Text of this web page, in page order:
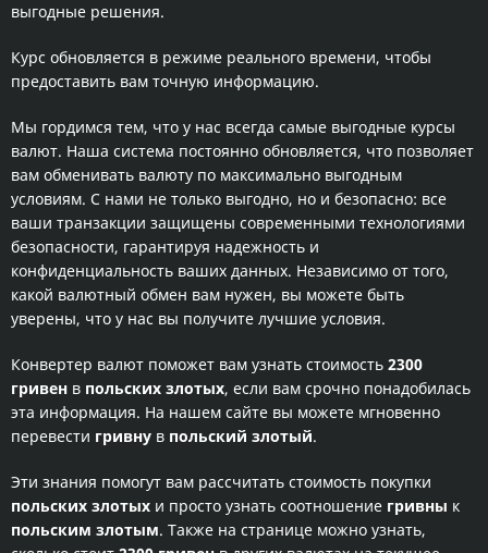
выгодные решения.
Курс обновляется в режиме реального времени, чтобы
предоставить вам точную информацию.
Мы гордимся тем, что у нас всегда самые выгодные курсы
валют. Наша система постоянно обновляется, что позволяет
вам обменивать валюту по максимально выгодным
условиям. С нами не только выгодно, но и безопасно: все
ваши транзакции защищены современными технологиями
безопасности, гарантируя надежность и
конфиденциальность ваших данных. Независимо от того,
какой валютный обмен вам нужен, вы можете быть
уверены, что у нас вы получите лучшие условия.
Конвертер валют поможет вам узнать стоимость 2300
гривен в польских злотых, если вам срочно понадобилась
эта информация. На нашем сайте вы можете мгновенно
перевести гривну в польский злотый.
Эти знания помогут вам рассчитать стоимость покупки
польских злотых и просто узнать соотношение гривны к
польским злотым. Также на странице можно узнать,